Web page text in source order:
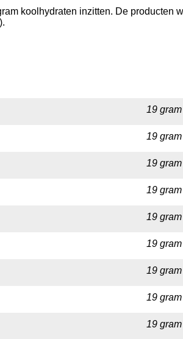
koolhydraten inzitten. De producten
19
19
19
19
19
19
19
19
19